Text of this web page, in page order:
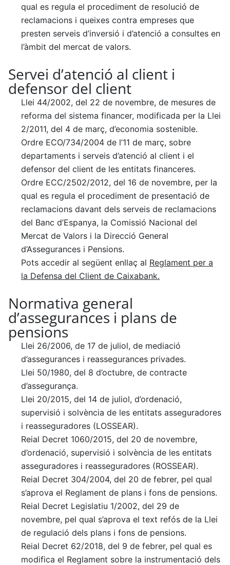
qual es regula el procediment de resolució de
reclamacions i queixes contra empreses que
presten serveis d’inversió i d’atenció a consultes en
l’àmbit del mercat de valors.
Servei d’atenció al client i
defensor del client
Llei 44/2002, del 22 de novembre, de mesures de
reforma del sistema financer, modificada per la Llei
2/2011, del 4 de març, d’economia sostenible.
Ordre ECO/734/2004 de l’11 de març, sobre
departaments i serveis d’atenció al client i el
defensor del client de les entitats financeres.
Ordre ECC/2502/2012, del 16 de novembre, per la
qual es regula el procediment de presentació de
reclamacions davant dels serveis de reclamacions
del Banc d’Espanya, la Comissió Nacional del
Mercat de Valors i la Direcció General
d’Assegurances i Pensions.
Pots accedir al següent enllaç al Reglament per a
la Defensa del Client de Caixabank.
Normativa general
d’assegurances i plans de
pensions
Llei 26/2006, de 17 de juliol, de mediació
d’assegurances i reassegurances privades.
Llei 50/1980, del 8 d’octubre, de contracte
d’assegurança.
Llei 20/2015, del 14 de juliol, d’ordenació,
supervisió i solvència de les entitats asseguradores
i reasseguradores (LOSSEAR).
Reial Decret 1060/2015, del 20 de novembre,
d’ordenació, supervisió i solvència de les entitats
asseguradores i reasseguradores (ROSSEAR).
Reial Decret 304/2004, del 20 de febrer, pel qual
s’aprova el Reglament de plans i fons de pensions.
Reial Decret Legislatiu 1/2002, del 29 de
novembre, pel qual s’aprova el text refós de la Llei
de regulació dels plans i fons de pensions.
Reial Decret 62/2018, del 9 de febrer, pel qual es
modifica el Reglament sobre la instrumentació dels